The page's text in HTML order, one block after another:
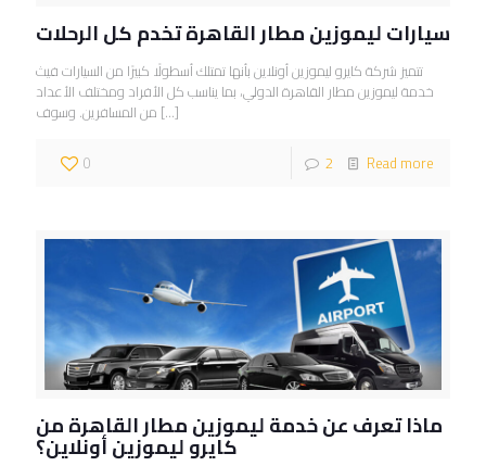
سيارات ليموزين مطار القاهرة تخدم كل الرحلات
تتميز شركة كايرو ليموزين أونلاين بأنها تمتلك أسطولًا كبيرًا من السيارات فيث
خدمة ليموزين مطار القاهرة الدولي، بما يناسب كل الأفراد ومختلف الأعداد
من المسافرين. وسوف […]
0
2 Read more
ماذا تعرف عن خدمة ليموزين مطار القاهرة من
كايرو ليموزين أونلاين؟